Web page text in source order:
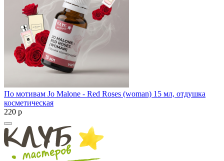
По мотивам Jo Malone - Red Roses (woman) 15 мл, отдушка
косметическая
220 p